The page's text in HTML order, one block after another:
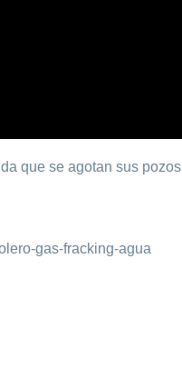
que se agotan sus pozos
gas-fracking-agua